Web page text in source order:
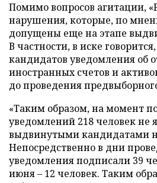
Помимо вопросов агитации,
нарушения, которые, по
допущены еще на этапе
В частности, в иске
кандидатов уведомления об
иностранных счетов и
до проведения
«Таким образом, на момент
уведомлений 218 человек не
выдвинутыми кандидатами
Непосредственно в дни
уведомления подписали 39
июня – 12 человек. Таким